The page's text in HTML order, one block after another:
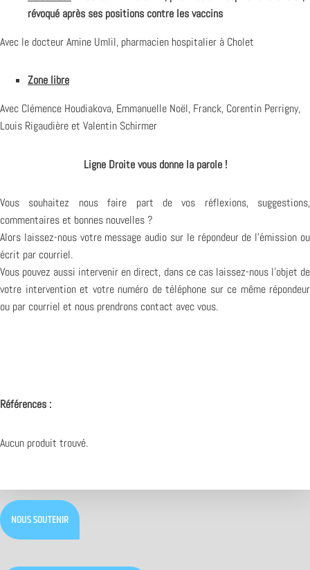
révoqué après ses positions contre les vaccins
Avec le docteur Amine Umlil, pharmacien hospitalier à Cholet
Zone libre
Avec Clémence Houdiakova, Emmanuelle Noël, Franck, Corentin Perrigny,
Louis Rigaudière et Valentin Schirmer
Ligne Droite vous donne la parole !
Vous souhaitez nous faire part de vos réflexions, suggestions,
commentaires et bonnes nouvelles ?
Alors laissez-nous votre message audio sur le répondeur de l’émission ou
écrit par courriel.
Vous pouvez aussi intervenir en direct, dans ce cas laissez-nous l’objet de
votre intervention et votre numéro de téléphone sur ce même répondeur
ou par courriel et nous prendrons contact avec vous.
Références :
Aucun produit trouvé.
NOUS SOUTENIR